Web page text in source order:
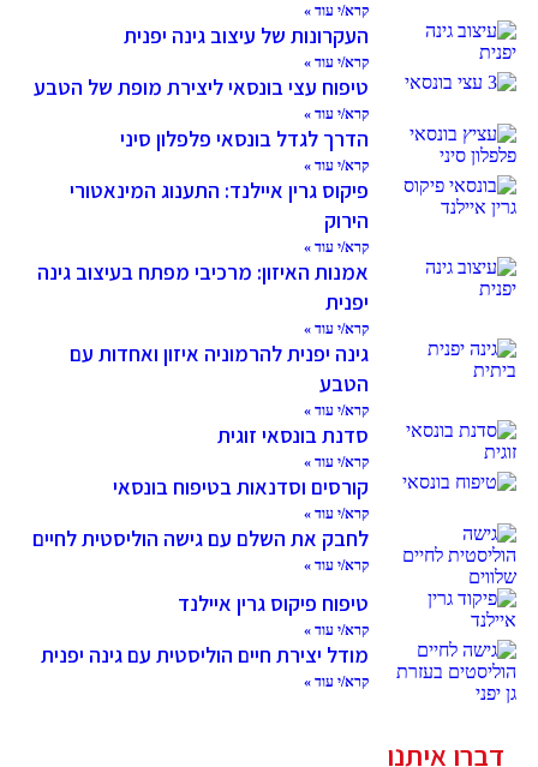
קרא/י עוד »
העקרונות של עיצוב גינה יפנית
קרא/י עוד »
טיפוח עצי בונסאי ליצירת מופת של הטבע
קרא/י עוד »
הדרך לגדל בונסאי פלפלון סיני
קרא/י עוד »
פיקוס גרין איילנד: התענוג המינאטורי
הירוק
קרא/י עוד »
אמנות האיזון: מרכיבי מפתח בעיצוב גינה
יפנית
קרא/י עוד »
גינה יפנית להרמוניה איזון ואחדות עם
הטבע
קרא/י עוד »
סדנת בונסאי זוגית
קרא/י עוד »
קורסים וסדנאות בטיפוח בונסאי
קרא/י עוד »
לחבק את השלם עם גישה הוליסטית לחיים
קרא/י עוד »
טיפוח פיקוס גרין איילנד
קרא/י עוד »
מודל יצירת חיים הוליסטית עם גינה יפנית
קרא/י עוד »
דברו איתנו